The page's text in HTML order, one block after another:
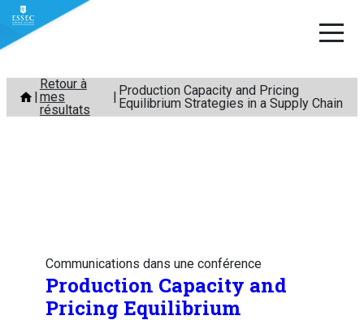
Aller
contenu
Retour à
mes
résultats
Production Capacity and Pricing
Equilibrium Strategies in a Supply Chain
Communications dans une conférence
Production Capacity and
Pricing Equilibrium